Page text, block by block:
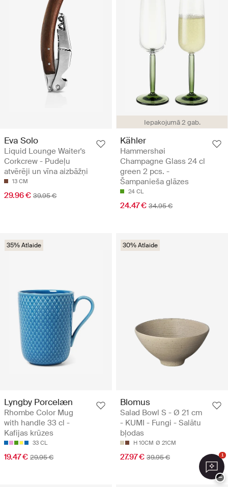
Eva Solo
Liquid Lounge Waiter's
Corkcrew - Pudeļu
atvērēji un vīna aizbāžņi
13 CM
29.96 € 39.95 €
Iepakojumā 2 gab.
Kähler
Hammershøi
Champagne Glass 24 cl
green 2 pcs. -
Šampanieša glāzes
24 CL
24.47 € 34.95 €
35% Atlaide
Lyngby Porcelæn
Rhombe Color Mug
with handle 33 cl -
Kafijas krūzes
33 CL
19.47 € 29.95 €
30% Atlaide
Blomus
Salad Bowl S - Ø 21 cm
- KUMI - Fungi - Salātu
bļodas
H 10CM Ø 21CM
27.97 € 39.95 € 1
−